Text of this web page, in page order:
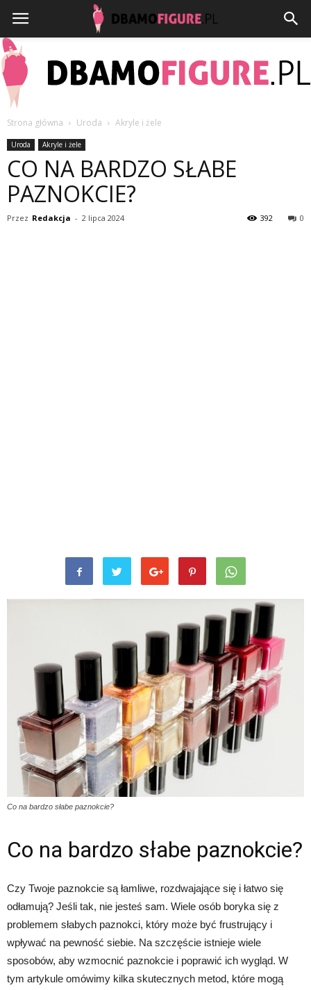
Strona główna Uroda Akryle i żele
Uroda Akryle i żele
CO NA BARDZO SŁABE
PAZNOKCIE?
Przez Redakcja - 2 lipca 2024 0
392
Co na bardzo słabe paznokcie?
Co na bardzo słabe paznokcie?
Czy Twoje paznokcie są łamliwe, rozdwajające się i łatwo się
odłamują? Jeśli tak, nie jesteś sam. Wiele osób boryka się z
problemem słabych paznokci, który może być frustrujący i
wpływać na pewność siebie. Na szczęście istnieje wiele
sposobów, aby wzmocnić paznokcie i poprawić ich wygląd. W
tym artykule omówimy kilka skutecznych metod, które mogą